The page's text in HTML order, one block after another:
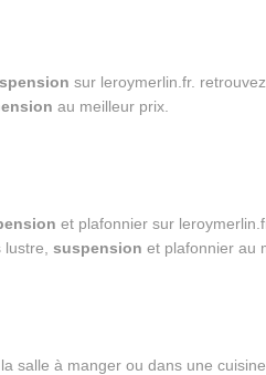
sur leroymerlin.fr.
au meilleur prix.
et plafonnier sur
suspension et plafonnier au
salle à manger ou dans une